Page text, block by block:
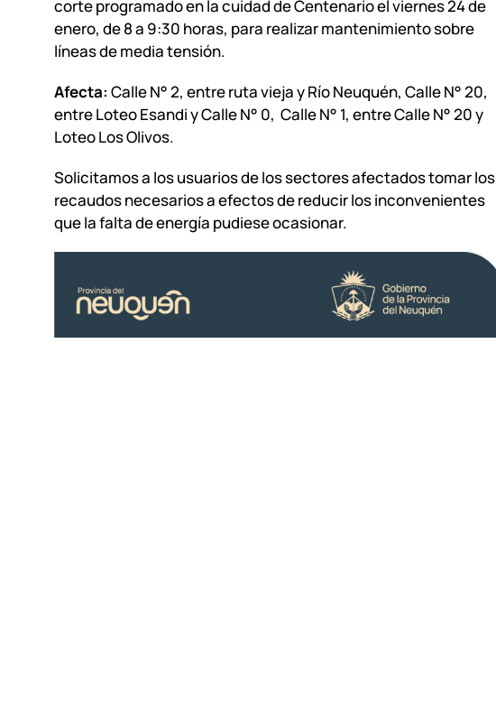
corte programado en la cuidad de Centenario el viernes 24 de
enero, de 8 a 9:30 horas, para realizar mantenimiento sobre
líneas de media tensión.
Afecta: Calle N° 2, entre ruta vieja y Río Neuquén, Calle N° 20,
entre Loteo Esandi y Calle N° 0, Calle N° 1, entre Calle N° 20 y
Loteo Los Olivos.
Solicitamos a los usuarios de los sectores afectados tomar los
recaudos necesarios a efectos de reducir los inconvenientes
que la falta de energía pudiese ocasionar.